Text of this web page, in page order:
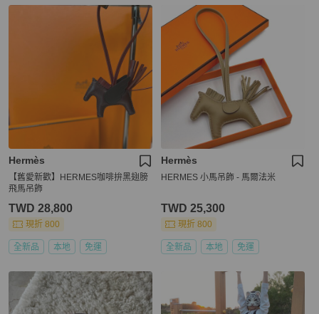
Hermès
【舊愛新歡】️HERMES咖啡拚黑翅膀
飛馬吊飾
TWD 28,800
現折 800
全新品 本地 免運
Hermès
HERMES 小馬吊飾 - 馬爾法米
TWD 25,300
現折 800
全新品 本地 免運